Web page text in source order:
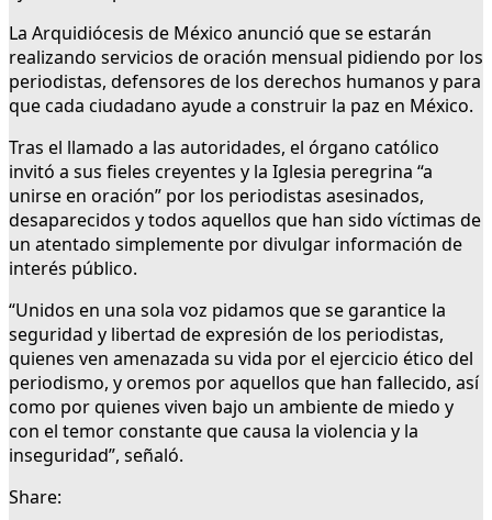
La Arquidiócesis de México anunció que se estarán
realizando servicios de oración mensual pidiendo por los
periodistas, defensores de los derechos humanos y para
que cada ciudadano ayude a construir la paz en México.
Tras el llamado a las autoridades, el órgano católico
invitó a sus fieles creyentes y la Iglesia peregrina “a
unirse en oración” por los periodistas asesinados,
desaparecidos y todos aquellos que han sido víctimas de
un atentado simplemente por divulgar información de
interés público.
“Unidos en una sola voz pidamos que se garantice la
seguridad y libertad de expresión de los periodistas,
quienes ven amenazada su vida por el ejercicio ético del
periodismo, y oremos por aquellos que han fallecido, así
como por quienes viven bajo un ambiente de miedo y
con el temor constante que causa la violencia y la
inseguridad”, señaló.
Share: